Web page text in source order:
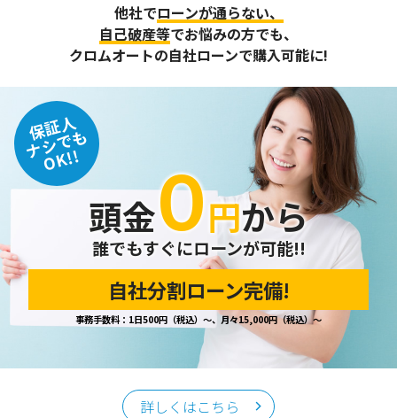
他社でローンが通らない、
自己破産等でお悩みの方でも、
クロムオートの自社ローンで購入可能に!
保証人
ナシでも
OK!!
頭金０円から
誰でもすぐにローンが可能!!
自社分割ローン完備!
事務手数料：1日500円（税込）～、月々15,000円（税込）～
詳しくはこちら